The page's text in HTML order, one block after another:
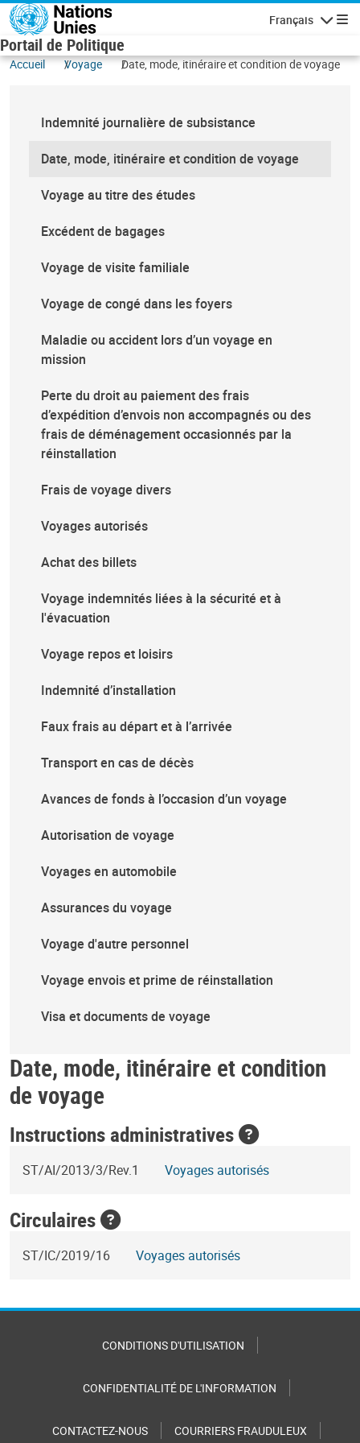
Aller au contenu principal
Français
Portail de Politique
Accueil Voyage Date, mode, itinéraire et condition de voyage
Indemnité journalière de subsistance
Date, mode, itinéraire et condition de voyage
Voyage au titre des études
Excédent de bagages
Voyage de visite familiale
Voyage de congé dans les foyers
Maladie ou accident lors d’un voyage en
mission
Perte du droit au paiement des frais
d’expédition d’envois non accompagnés ou des
frais de déménagement occasionnés par la
réinstallation
Frais de voyage divers
Voyages autorisés
Achat des billets
Voyage indemnités liées à la sécurité et à
l'évacuation
Voyage repos et loisirs
Indemnité d’installation
Faux frais au départ et à l’arrivée
Transport en cas de décès
Avances de fonds à l’occasion d’un voyage
Autorisation de voyage
Voyages en automobile
Assurances du voyage
Voyage d'autre personnel
Voyage envois et prime de réinstallation
Visa et documents de voyage
Date, mode, itinéraire et condition
de voyage
Instructions administratives
ST/AI/2013/3/Rev.1 Voyages autorisés
Circulaires
ST/IC/2019/16 Voyages autorisés
CONDITIONS D'UTILISATION
CONFIDENTIALITÉ DE L'INFORMATION
CONTACTEZ-NOUS COURRIERS FRAUDULEUX